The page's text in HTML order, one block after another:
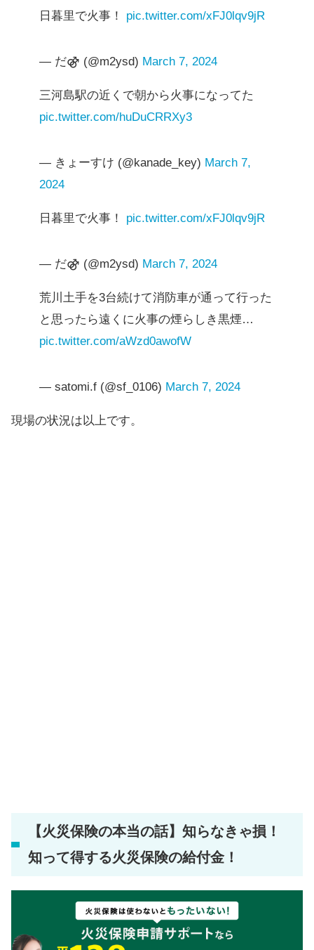
日暮里で火事！ pic.twitter.com/xFJ0lqv9jR
— だ⚣ (@m2ysd) March 7, 2024
三河島駅の近くで朝から火事になってた
pic.twitter.com/huDuCRRXy3
— きょーすけ (@kanade_key) March 7,
2024
日暮里で火事！ pic.twitter.com/xFJ0lqv9jR
— だ⚣ (@m2ysd) March 7, 2024
荒川土手を3台続けて消防車が通って行った
と思ったら遠くに火事の煙らしき黒煙…
pic.twitter.com/aWzd0awofW
— satomi.f (@sf_0106) March 7, 2024
現場の状況は以上です。
【火災保険の本当の話】知らなきゃ損！
知って得する火災保険の給付金！